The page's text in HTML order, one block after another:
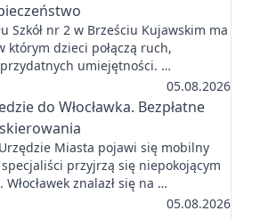
Szkół nr 2 w Brześciu Kujawskim ma
którym dzieci połączą ruch,
umiejętności. …
05.08.2026
do Włocławka. Bezpłatne
Miasta pojawi się mobilny
przyjrzą się niepokojącym
znalazł się na …
05.08.2026